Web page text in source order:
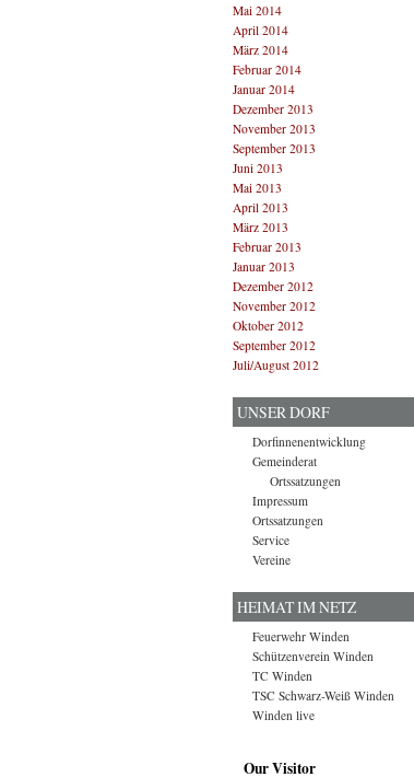
Mai 2014
April 2014
März 2014
Februar 2014
Januar 2014
Dezember 2013
November 2013
September 2013
Juni 2013
Mai 2013
April 2013
März 2013
Februar 2013
Januar 2013
Dezember 2012
November 2012
Oktober 2012
September 2012
Juli/August 2012
UNSER DORF
Dorfinnenentwicklung
Gemeinderat
Ortssatzungen
Impressum
Ortssatzungen
Service
Vereine
HEIMAT IM NETZ
Feuerwehr Winden
Schützenverein Winden
TC Winden
TSC Schwarz-Weiß Winden
Winden live
Our Visitor